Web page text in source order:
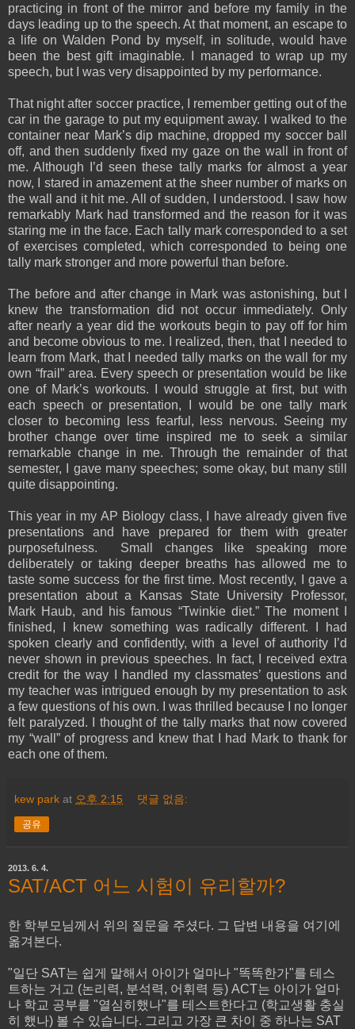
practicing in front of the mirror and before my family in the
days leading up to the speech. At that moment, an escape to
a life on Walden Pond by myself, in solitude, would have
been the best gift imaginable. I managed to wrap up my
speech, but I was very disappointed by my performance.
That night after soccer practice, I remember getting out of the
car in the garage to put my equipment away. I walked to the
container near Mark’s dip machine, dropped my soccer ball
off, and then suddenly fixed my gaze on the wall in front of
me. Although I’d seen these tally marks for almost a year
now, I stared in amazement at the sheer number of marks on
the wall and it hit me. All of sudden, I understood. I saw how
remarkably Mark had transformed and the reason for it was
staring me in the face. Each tally mark corresponded to a set
of exercises completed, which corresponded to being one
tally mark stronger and more powerful than before.
The before and after change in Mark was astonishing, but I
knew the transformation did not occur immediately. Only
after nearly a year did the workouts begin to pay off for him
and become obvious to me. I realized, then, that I needed to
learn from Mark, that I needed tally marks on the wall for my
own “frail” area. Every speech or presentation would be like
one of Mark’s workouts. I would struggle at first, but with
each speech or presentation, I would be one tally mark
closer to becoming less fearful, less nervous. Seeing my
brother change over time inspired me to seek a similar
remarkable change in me. Through the remainder of that
semester, I gave many speeches; some okay, but many still
quite disappointing.
This year in my AP Biology class, I have already given five
presentations and have prepared for them with greater
purposefulness. Small changes like speaking
more
deliberately or taking deeper breaths
has allowed me to
taste some success for the first time. Most recently, I gave a
presentation about a Kansas State University Professor,
Mark Haub, and his famous “Twinkie diet.” The moment I
finished, I knew something was radically different. I had
spoken clearly and confidently, with a level of authority I’d
never shown in previous speeches. In fact, I received extra
credit for the way I handled my classmates’ questions and
my teacher was intrigued enough by my presentation to ask
a few questions of his own. I was thrilled because I no longer
felt paralyzed. I thought of the tally marks that now covered
my “wall” of progress and knew that I had Mark to thank for
each one of them.
kew park at 오후 2:15 댓글 없음:
공유
2013. 6. 4.
SAT/ACT 어느 시험이 유리할까?
한 학부모님께서 위의 질문을 주셨다. 그 답변 내용을 여기에
옮겨본다.
"일단 SAT는 쉽게 말해서 아이가 얼마나 "똑똑한가"를 테스
트하는 거고 (논리력, 분석력, 어휘력 등) ACT는 아이가 얼마
나 학교 공부를 "열심히했나"를 테스트한다고 (학교생활 충실
히 했나) 볼 수 있습니다. 그리고 가장 큰 차이 중 하나는 SAT